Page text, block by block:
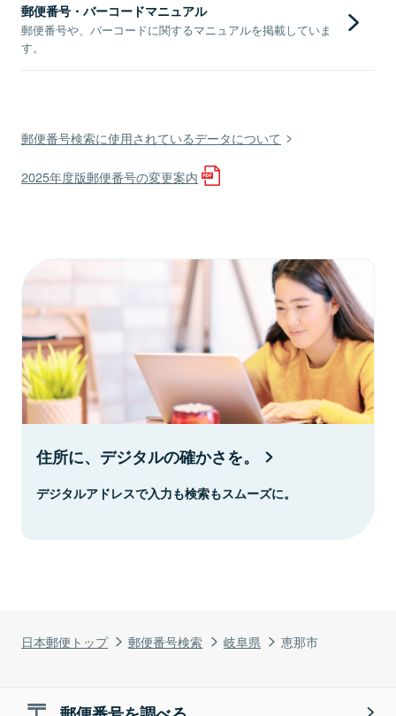
日本郵便トップ 郵便番号検索 岐阜県 恵那市
郵便番号・バーコードマニュアル
郵便番号や、バーコードに関するマニュアルを掲載していま
す。
郵便番号検索に使用されているデータについて
2025年度版郵便番号の変更案内
住所に、デジタルの確かさを。
デジタルアドレスで入力も検索もスムーズに。